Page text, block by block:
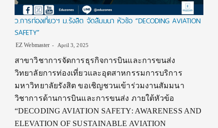
ว.การท่องเที่ยวฯ ม.รังสิต จัดสัมมนา หัวข้อ “DECODING AVIATION
SAFETY”
EZ Webmaster April 3, 2025
สาขาวิชาการจัดการธุรกิจการบินและการขนส่ง
วิทยาลัยการท่องเที่ยวและอุตสาหกรรมการบริการ
มหาวิทยาลัยรังสิต ขอเชิญชวนเข้าร่วมงานสัมมนา
วิชาการด้านการบินและการขนส่ง ภายใต้หัวข้อ
“DECODING AVIATION SAFETY: AWARENESS AND
ELEVATION OF SUSTAINABLE AVIATION